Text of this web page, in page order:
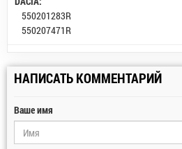
550201283R
550207471R
НАПИСАТЬ КОММЕНТАРИЙ
Ваше имя